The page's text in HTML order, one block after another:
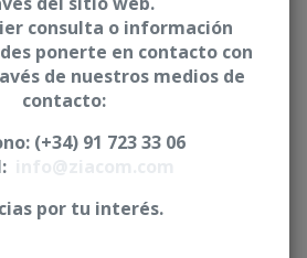
ZM1
consulta o información
ponerte en contacto con
de nuestros medios de
contacto:
(+34) 91 723 33 06
por tu interés.